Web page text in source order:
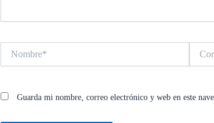
Guarda mi nombre, correo electrónico y web en este